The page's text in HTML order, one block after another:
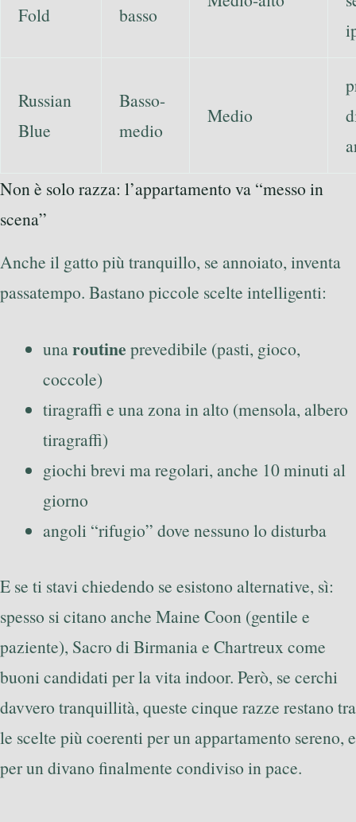
Fold basso
Russian
Blue
Basso-
medio
Medio
Non è solo razza: l’appartamento va “messo in
scena”
Anche il gatto più tranquillo, se annoiato, inventa
passatempo. Bastano piccole scelte intelligenti:
unaroutine prevedibile (pasti, gioco,
coccole)
tiragraffi e una zona in alto (mensola, albero
tiragraffi)
giochi brevi ma regolari, anche 10 minuti al
giorno
angoli “rifugio” dove nessuno lo disturba
E se ti stavi chiedendo se esistono alternative, sì:
spesso si citano anche Maine Coon (gentile e
paziente), Sacro di Birmania e Chartreux come
buoni candidati per la vita indoor. Però, se cerchi
davvero tranquillità, queste cinque razze restano tra
le scelte più coerenti per un appartamento sereno, e
per un divano finalmente condiviso in pace.